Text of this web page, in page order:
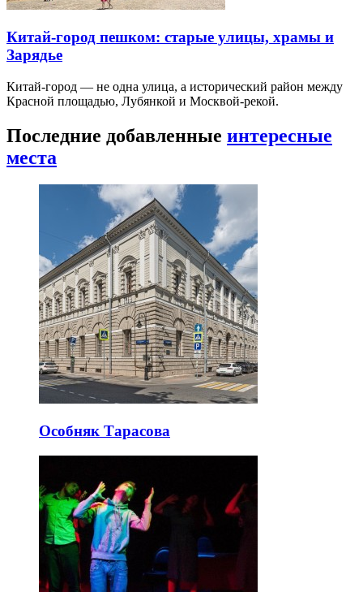
Китай-город пешком: старые улицы, храмы и
Зарядье
Китай-город — не одна улица, а исторический район между
Красной площадью, Лубянкой и Москвой-рекой.
Последние добавленные интересные
места
Особняк Тарасова